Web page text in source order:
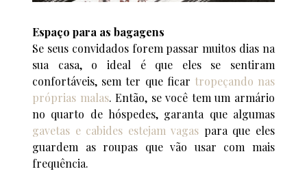
Espaço para as bagagens
Se seus convidados forem passar muitos dias na
sua casa, o ideal é que eles se sentiram
confortáveis, sem ter que ficar tropeçando nas
próprias malas. Então, se você tem um armário
no quarto de hóspedes, garanta que algumas
gavetas e cabides estejam vagas para que eles
guardem as roupas que vão usar com mais
frequência.